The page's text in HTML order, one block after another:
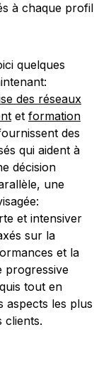
à chaque profil
quelques
des réseaux
et formation
des
qui aident à
décision
une
et intensiver
sur la
et la
progressive
tout en
aspects les plus
clients.